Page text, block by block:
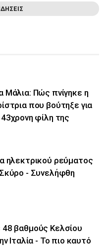
Μάλια: Πώς πνίγηκε η
που βούτηξε για
φίλη της
ηλεκτρικού ρεύματος
- Συνελήφθη
βαθμούς Κελσίου
Ιταλία - Το πιο καυτό